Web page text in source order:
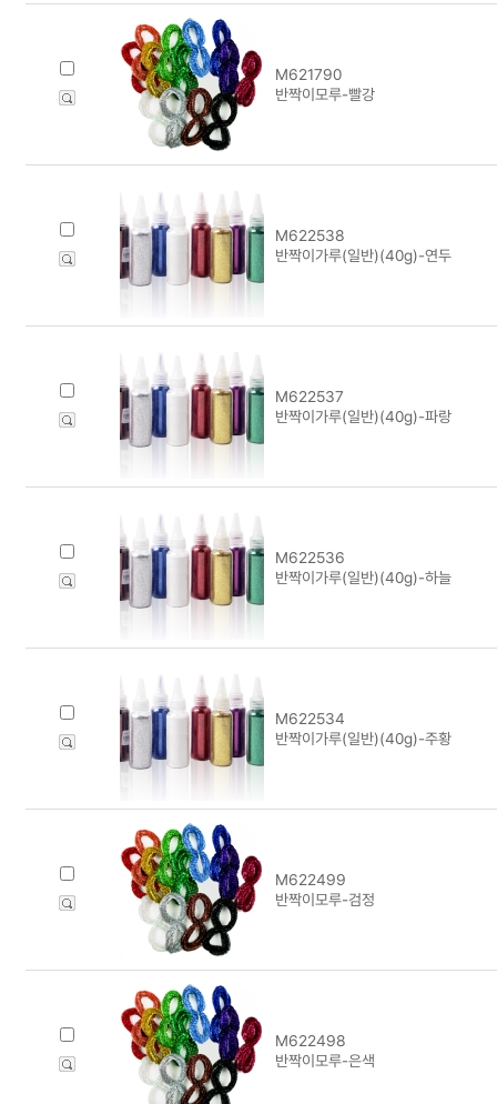
M621790
반짝이모루-빨강
M622538
반짝이가루(일반)(40g)-연두
M622537
반짝이가루(일반)(40g)-파랑
M622536
반짝이가루(일반)(40g)-하늘
M622534
반짝이가루(일반)(40g)-주황
M622499
반짝이모루-검정
M622498
반짝이모루-은색